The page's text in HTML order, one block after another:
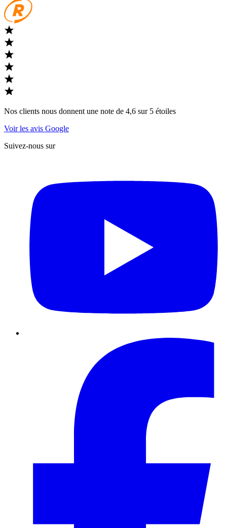
Nos clients nous donnent une note de 4,6 sur 5 étoiles
Voir les avis Google
Suivez-nous sur